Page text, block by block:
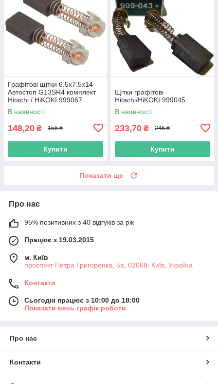
Графітові щітки 6.5х7.5х14
Автостоп G13SR4 комплект
Hitachi / HiKOKI 999067
В наявності
148,20 ₴ 156 ₴
Купити
Щітки графітові
Hitachi/HiKOKI 999045
В наявності
233,70 ₴ 246 ₴
Купити
Показати ще
Про нас
95% позитивних з 40 відгуків за рік
Працює з 19.03.2015
м. Київ
проспект Петра Григоренка, 5а, 02068, Київ, Україна
Контакти
Сьогодні працює з 10:00 до 18:00
Показати весь графік роботи
Про нас
Контакти